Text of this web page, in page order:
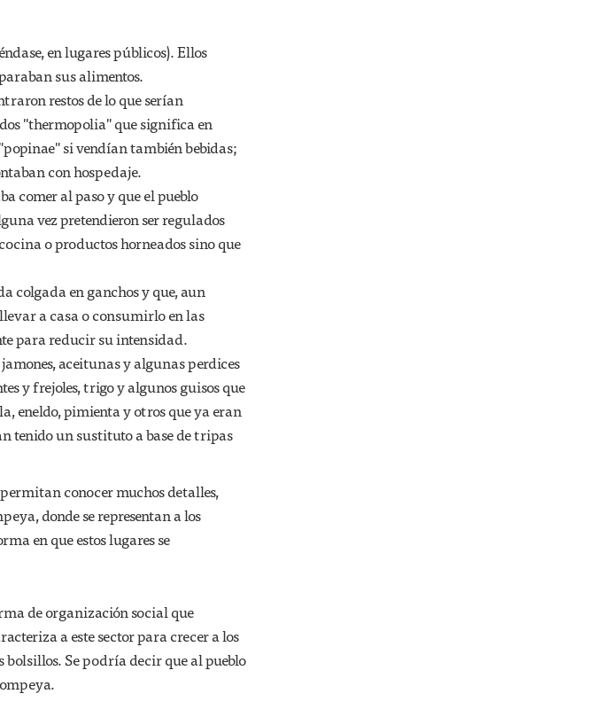
en lugares públicos). Ellos
sus alimentos.
restos de lo que serían
"thermopolia" que significa en
si vendían también bebidas;
con hospedaje.
comer al paso y que el pueblo
vez pretendieron ser regulados
o productos horneados sino que
colgada en ganchos y que, aun
a casa o consumirlo en las
para reducir su intensidad.
aceitunas y algunas perdices
y frejoles, trigo y algunos guisos que
eneldo, pimienta y otros que ya eran
tenido un sustituto a base de tripas
conocer muchos detalles,
donde se representan a los
en que estos lugares se
de organización social que
a este sector para crecer a los
Se podría decir que al pueblo